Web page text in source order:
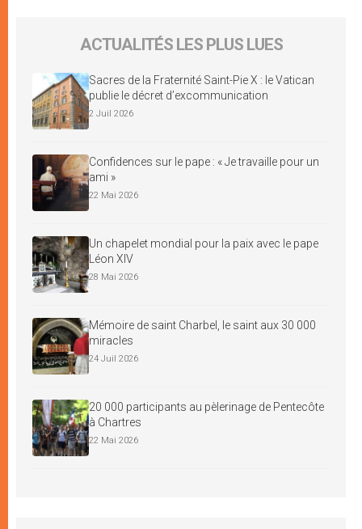
ACTUALITÉS LES PLUS LUES
Sacres de la Fraternité Saint-Pie X : le Vatican
publie le décret d’excommunication
2 Juil 2026
Confidences sur le pape : « Je travaille pour un
ami »
22 Mai 2026
Un chapelet mondial pour la paix avec le pape
Léon XIV
28 Mai 2026
Mémoire de saint Charbel, le saint aux 30 000
miracles
24 Juil 2026
20 000 participants au pèlerinage de Pentecôte
à Chartres
22 Mai 2026